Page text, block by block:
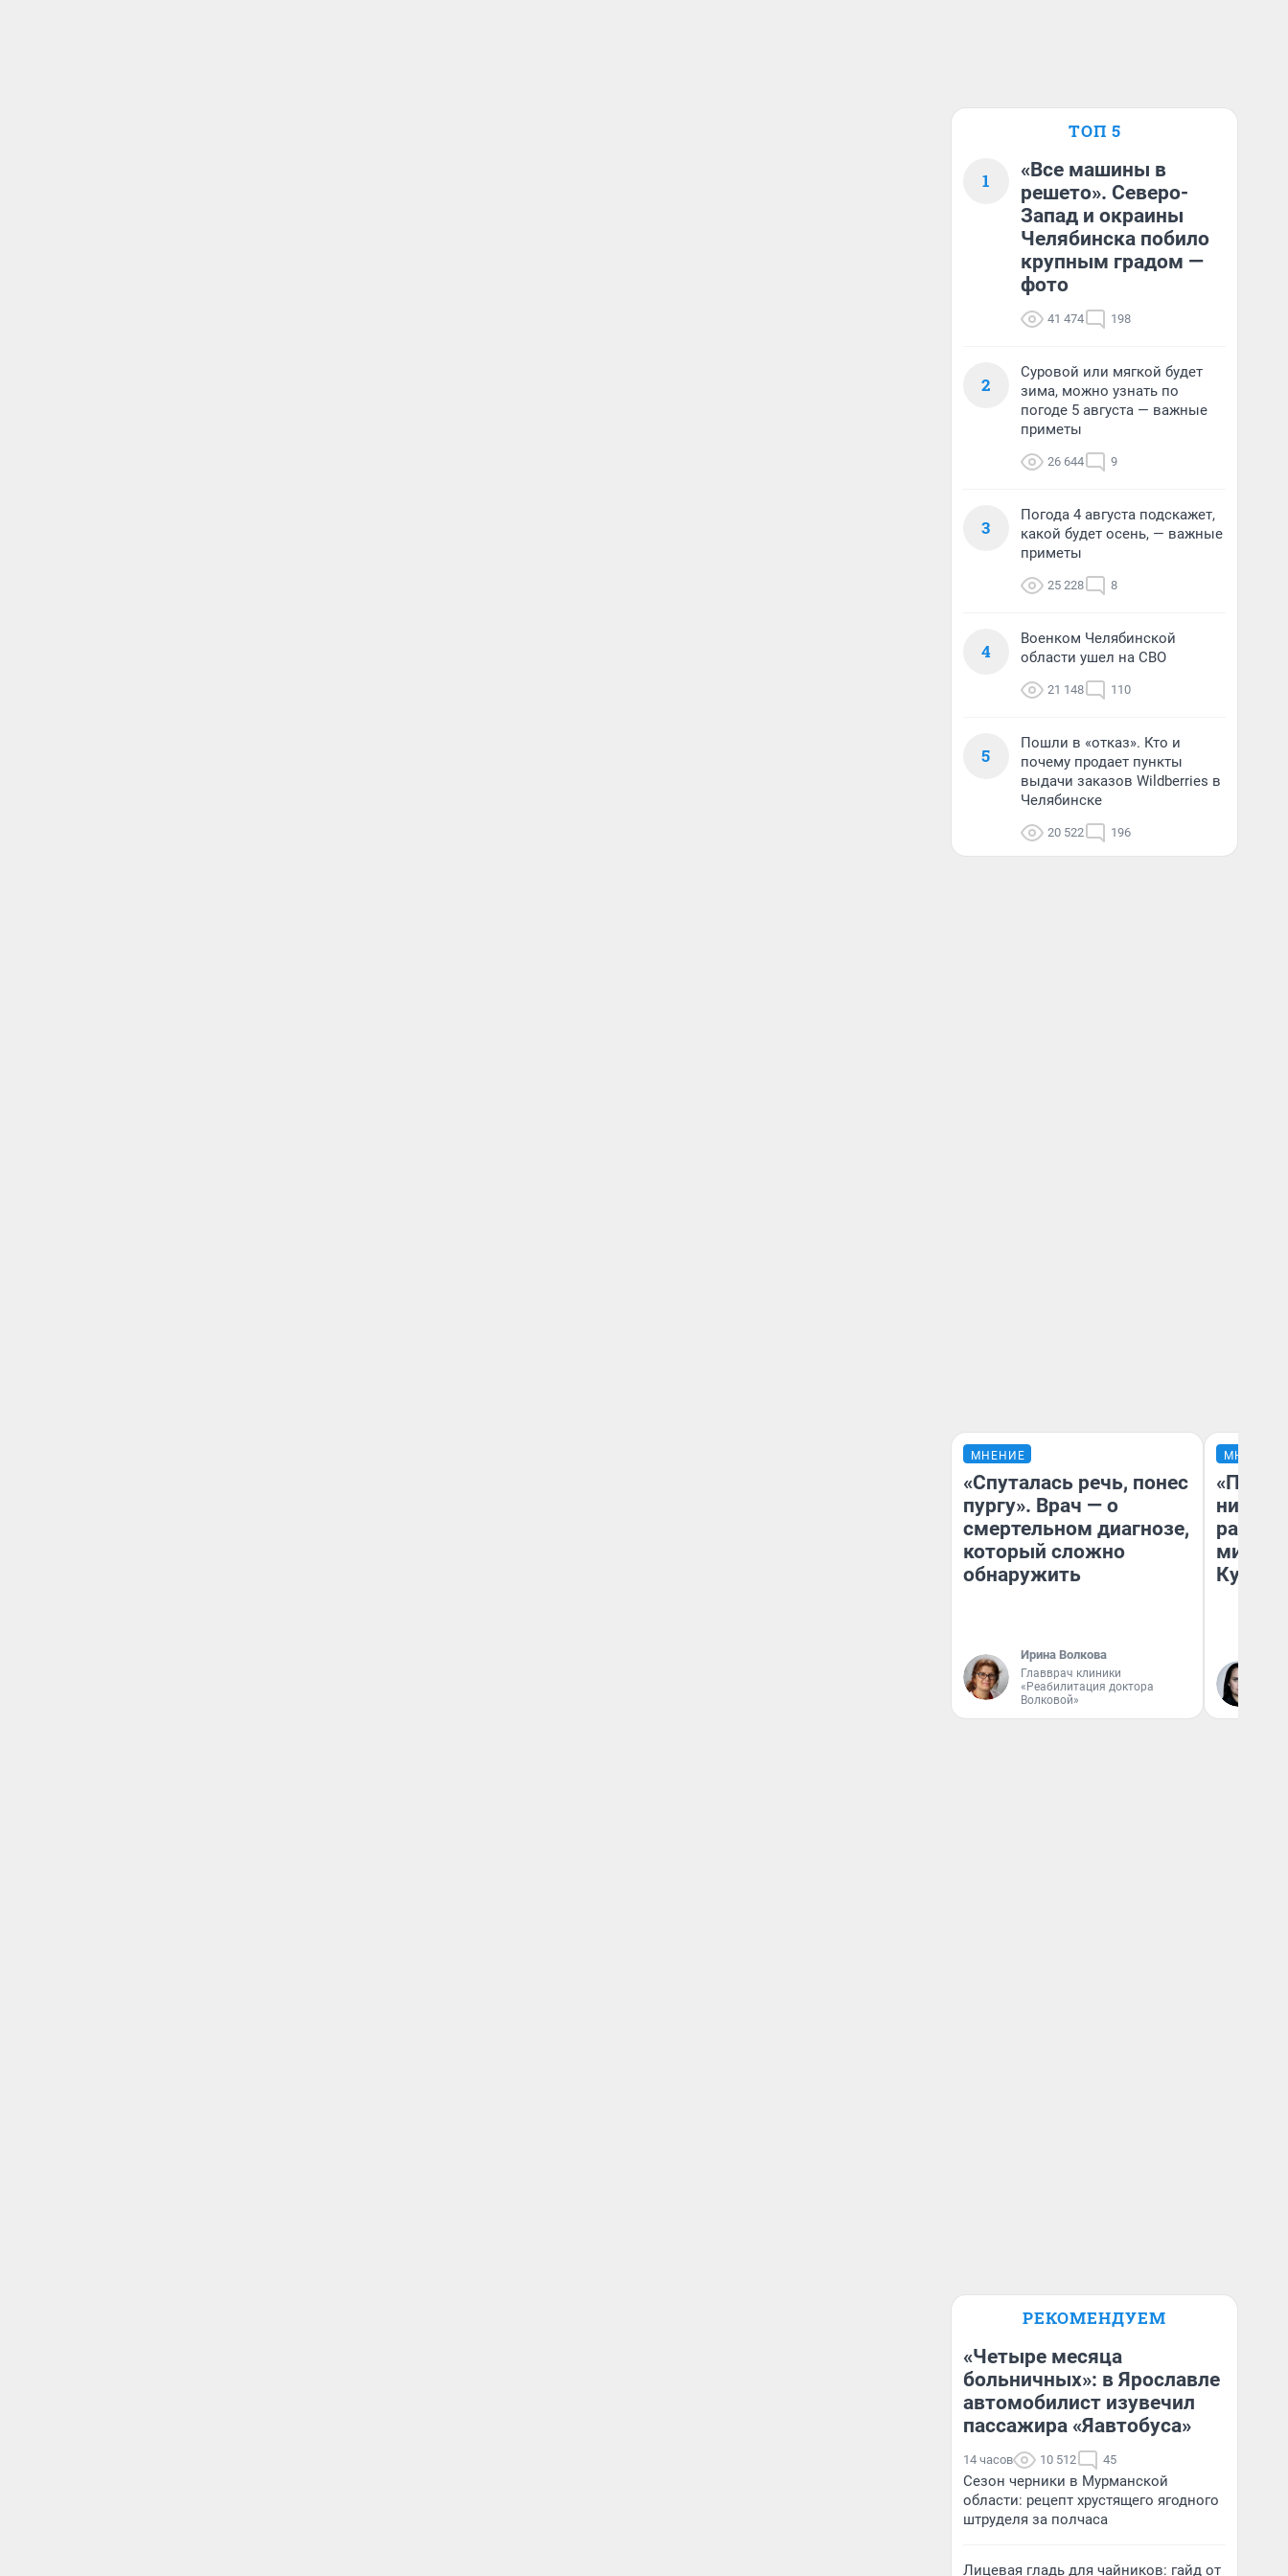
ТОП 5
1
«Все машины в
решето». Северо-
Запад и окраины
Челябинска побило
крупным градом —
фото
41 474 198
2
Суровой или мягкой будет
зима, можно узнать по
погоде 5 августа — важные
приметы
26 644 9
3
Погода 4 августа подскажет,
какой будет осень, — важные
приметы
25 228 8
4
Военком Челябинской
области ушел на СВО
21 148 110
5
Пошли в «отказ». Кто и
почему продает пункты
выдачи заказов Wildberries в
Челябинске
20 522 196
МНЕНИЕ
«Спуталась речь, понес
пургу». Врач — о
смертельном диагнозе,
который сложно
обнаружить
Ирина Волкова
Главврач клиники
«Реабилитация доктора
Волковой»
МНЕНИЕ
Кузи в
РЕКОМЕНДУЕМ
«Четыре месяца
больничных»: в Ярославле
автомобилист изувечил
пассажира «Яавтобуса»
14 часов 10 512 45
Сезон черники в Мурманской
области: рецепт хрустящего ягодного
штруделя за полчаса
Лицевая гладь для чайников: гайд от